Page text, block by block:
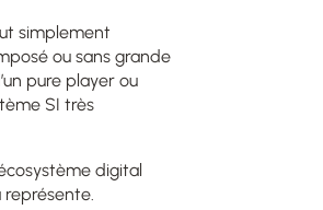
simplement
ou sans grande
pure player ou
SI très
digital
représente.